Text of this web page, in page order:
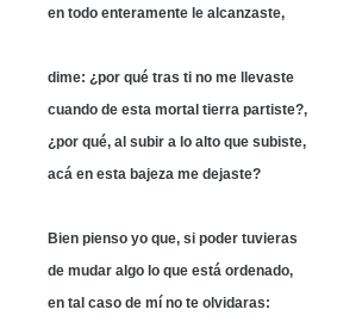
en todo enteramente le alcanzaste,
dime: ¿por qué tras ti no me llevaste
cuando de esta mortal tierra partiste?,
¿por qué, al subir a lo alto que subiste,
acá en esta bajeza me dejaste?
Bien pienso yo que, si poder tuvieras
de mudar algo lo que está ordenado,
en tal caso de mí no te olvidaras: